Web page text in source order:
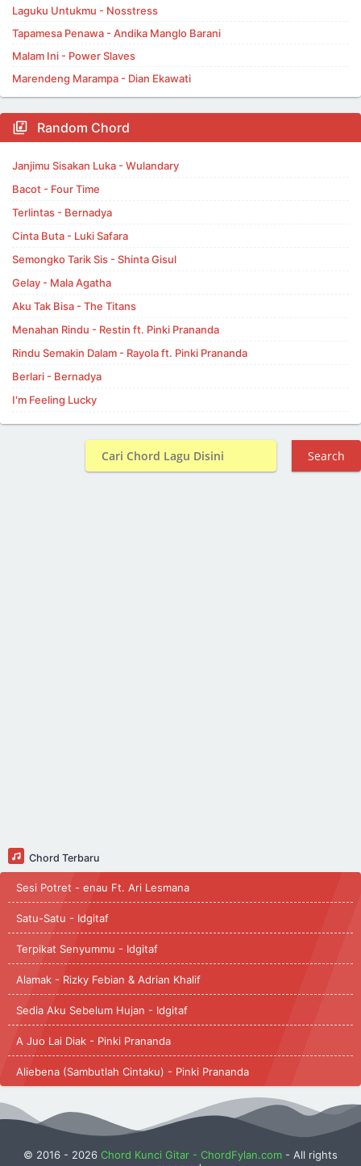
Laguku Untukmu - Nosstress
Tapamesa Penawa - Andika Manglo Barani
Malam Ini - Power Slaves
Marendeng Marampa - Dian Ekawati
Random Chord
Janjimu Sisakan Luka - Wulandary
Bacot - Four Time
Terlintas - Bernadya
Cinta Buta - Luki Safara
Semongko Tarik Sis - Shinta Gisul
Gelay - Mala Agatha
Aku Tak Bisa - The Titans
Menahan Rindu - Restin ft. Pinki Prananda
Rindu Semakin Dalam - Rayola ft. Pinki Prananda
Berlari - Bernadya
I'm Feeling Lucky
Search
Chord Terbaru
Sesi Potret - enau Ft. Ari Lesmana
Satu-Satu - Idgitaf
Terpikat Senyummu - Idgitaf
Alamak - Rizky Febian & Adrian Khalif
Sedia Aku Sebelum Hujan - Idgitaf
A Juo Lai Diak - Pinki Prananda
Aliebena (Sambutlah Cintaku) - Pinki Prananda
© 2016 - 2026 Chord Kunci Gitar - ChordFylan.com - All rights